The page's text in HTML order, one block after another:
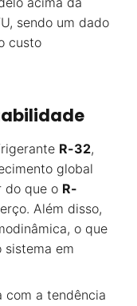
sendo um dado
custo
R-32,
global
do que o R-
Além disso,
o que
sistema em
com a tendência